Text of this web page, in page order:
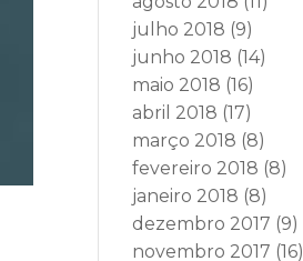
julho 2018 (9)
junho 2018 (14)
maio 2018 (16)
abril 2018 (17)
março 2018 (8)
fevereiro 2018 (8)
janeiro 2018 (8)
dezembro 2017 (9)
novembro 2017 (16)